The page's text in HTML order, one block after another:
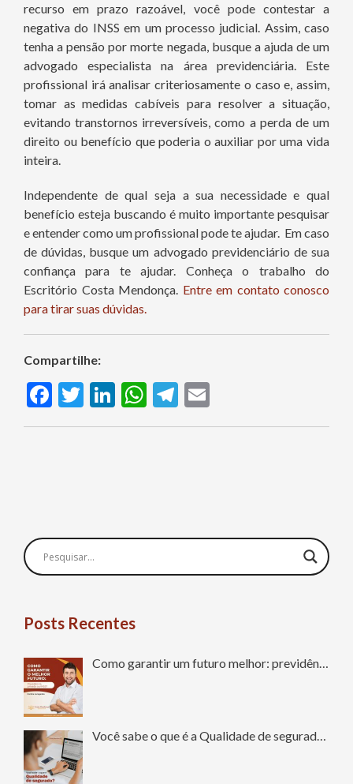
recurso em prazo razoável, você pode contestar a
negativa do INSS em um processo judicial. Assim, caso
tenha a pensão por morte negada, busque a ajuda de um
advogado especialista na área previdenciária. Este
profissional irá analisar criteriosamente o caso e, assim,
tomar as medidas cabíveis para resolver a situação,
evitando transtornos irreversíveis, como a perda de um
direito ou benefício que poderia o auxiliar por uma vida
inteira.
Independente de qual seja a sua necessidade e qual
benefício esteja buscando é muito importante pesquisar
e entender como um profissional pode te ajudar. Em caso
de dúvidas, busque um advogado previdenciário de sua
confiança para te ajudar. Conheça o trabalho do
Escritório Costa Mendonça. Entre em contato conosco
para tirar suas dúvidas.
Compartilhe:
Facebook
Twitter
LinkedIn
WhatsApp
Telegram
Posts Recentes
Como garantir um futuro melhor: previdên…
Você sabe o que é a Qualidade de segurad…